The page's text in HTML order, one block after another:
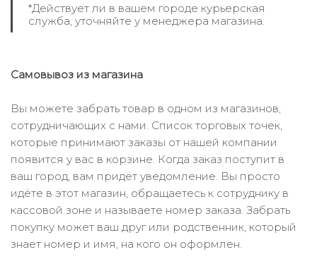
*Действует ли в вашем городе курьерская
служба, уточняйте у менеджера магазина.
Самовывоз из магазина
Вы можете забрать товар в одном из магазинов,
сотрудничающих с нами. Список торговых точек,
которые принимают заказы от нашей компании
появится у вас в корзине. Когда заказ поступит в
ваш город, вам придёт уведомление. Вы просто
идёте в этот магазин, обращаетесь к сотруднику в
кассовой зоне и называете номер заказа. Забрать
покупку может ваш друг или родственник, который
знает номер и имя, на кого он оформлен.